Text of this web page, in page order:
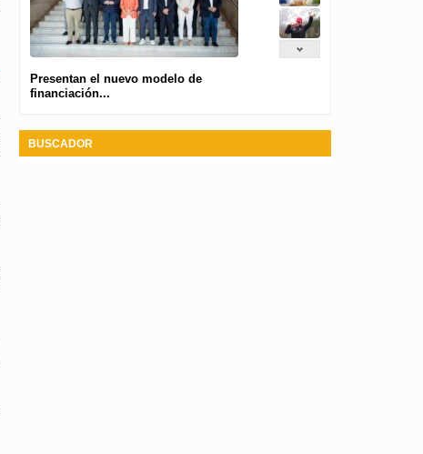
Presentan el nuevo modelo de
financiación...
BUSCADOR